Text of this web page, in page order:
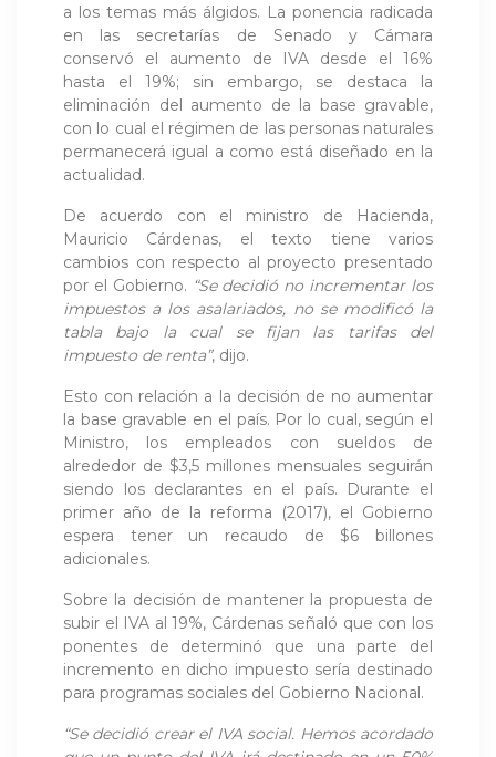
a los temas más álgidos. La ponencia radicada
en las secretarías de Senado y Cámara
conservó el aumento de IVA desde el 16%
hasta el 19%; sin embargo, se destaca la
eliminación del aumento de la base gravable,
con lo cual el régimen de las personas naturales
permanecerá igual a como está diseñado en la
actualidad.
De acuerdo con el ministro de Hacienda,
Mauricio Cárdenas, el texto tiene varios
cambios con respecto al proyecto presentado
por el Gobierno. “Se decidió no incrementar los
impuestos a los asalariados, no se modificó la
tabla bajo la cual se fijan las tarifas del
impuesto de renta”, dijo.
Esto con relación a la decisión de no aumentar
la base gravable en el país. Por lo cual, según el
Ministro, los empleados con sueldos de
alrededor de $3,5 millones mensuales seguirán
siendo los declarantes en el país. Durante el
primer año de la reforma (2017), el Gobierno
espera tener un recaudo de $6 billones
adicionales.
Sobre la decisión de mantener la propuesta de
subir el IVA al 19%, Cárdenas señaló que con los
ponentes de determinó que una parte del
incremento en dicho impuesto sería destinado
para programas sociales del Gobierno Nacional.
“Se decidió crear el IVA social. Hemos acordado